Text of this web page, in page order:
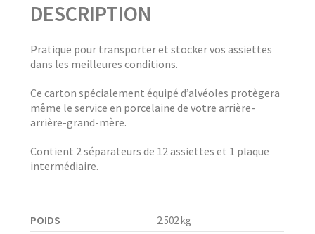
DESCRIPTION
Pratique pour transporter et stocker vos assiettes
dans les meilleures conditions.
Ce carton spécialement équipé d’alvéoles protègera
même le service en porcelaine de votre arrière-
arrière-grand-mère.
Contient 2 séparateurs de 12 assiettes et 1 plaque
intermédiaire.
POIDS 2.502 kg